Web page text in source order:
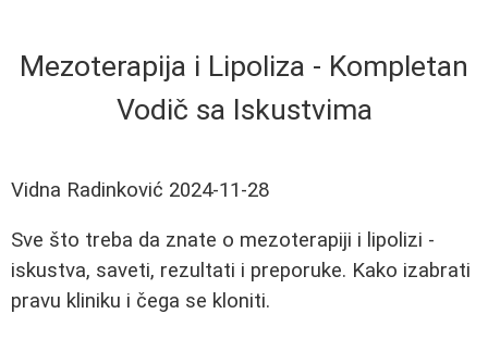
Mezoterapija i Lipoliza - Kompletan
Vodič sa Iskustvima
Vidna Radinković 2024-11-28
Sve što treba da znate o mezoterapiji i lipolizi -
iskustva, saveti, rezultati i preporuke. Kako izabrati
pravu kliniku i čega se kloniti.